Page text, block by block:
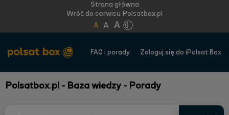
Strona główna
Wróć do serwisu Polsatbox.pl
A A A
FAQ i porady Zaloguj się do iPolsat Box
Polsatbox.pl - Baza wiedzy - Porady